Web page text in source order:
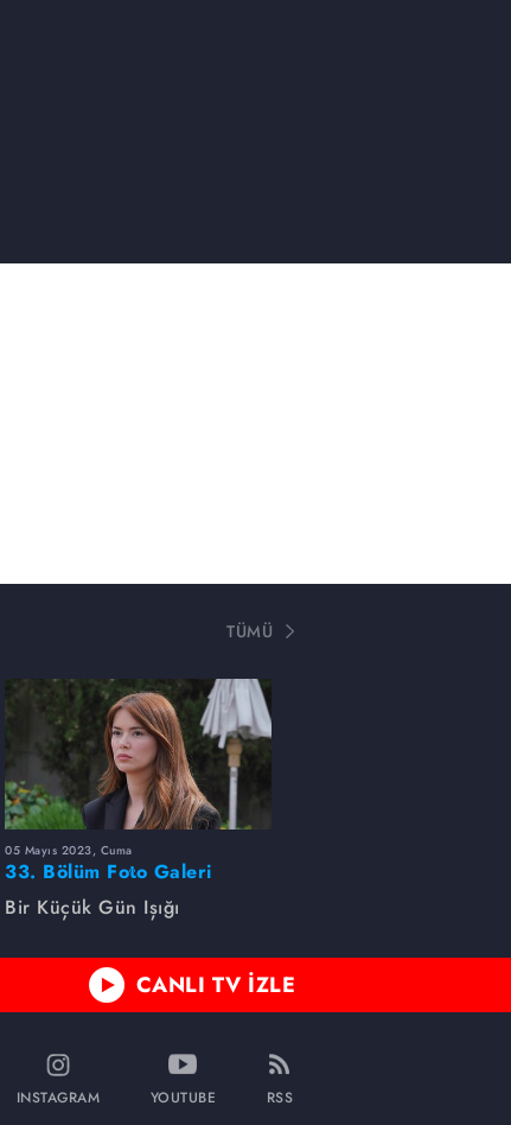
TÜMÜ
05 Mayıs 2023, Cuma
33. Bölüm Foto Galeri
Bir Küçük Gün Işığı
CANLI TV İZLE
INSTAGRAM YOUTUBE RSS